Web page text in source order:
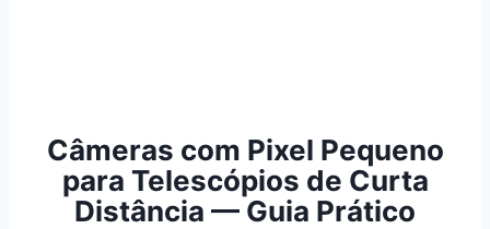
Câmeras com Pixel Pequeno
para Telescópios de Curta
Distância — Guia Prático